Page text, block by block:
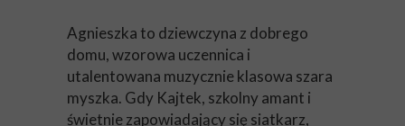
Agnieszka to dziewczyna z dobrego
domu, wzorowa uczennica i
utalentowana muzycznie klasowa szara
myszka. Gdy Kajtek, szkolny amant i
świetnie zapowiadający się siatkarz,